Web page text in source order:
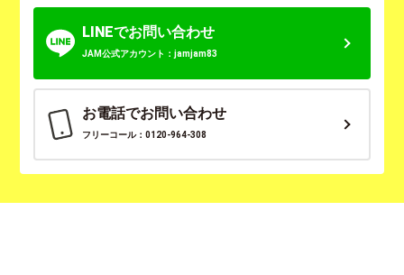
LINEでお問い合わせ
JAM公式アカウント：jamjam83
お電話でお問い合わせ
フリーコール：0120-964-308